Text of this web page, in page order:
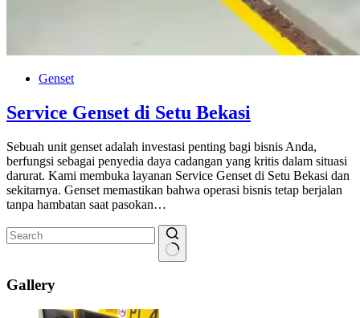
Genset
Service Genset di Setu Bekasi
Sebuah unit genset adalah investasi penting bagi bisnis Anda,
berfungsi sebagai penyedia daya cadangan yang kritis dalam situasi
darurat. Kami membuka layanan Service Genset di Setu Bekasi dan
sekitarnya. Genset memastikan bahwa operasi bisnis tetap berjalan
tanpa hambatan saat pasokan…
results
Gallery